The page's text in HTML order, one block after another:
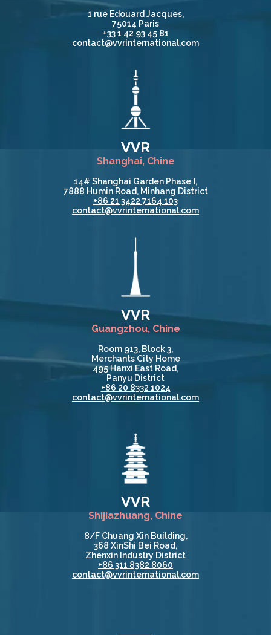
1 rue Edouard Jacques,
75014 Paris
+33 1 42 93 45 81
contact@vvrinternational.com
VVR
Shanghai, Chine
14# Shanghai Garden Phase Ⅰ,
7888 Humin Road, Minhang District
+86 21 3422 7164 103
contact@vvrinternational.com
VVR
Guangzhou, Chine
Room 913, Block 3,
Merchants City Home
495 Hanxi East Road,
Panyu District
+86 20 8332 1024
contact@vvrinternational.com
VVR
Shijiazhuang, Chine
8/F Chuang Xin Building,
368 XinShi Bei Road,
Zhenxin Industry District
+86 311 8382 8060
contact@vvrinternational.com